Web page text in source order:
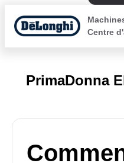
Centre
PrimaDonna